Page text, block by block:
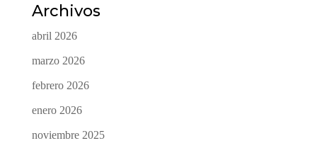
Archivos
abril 2026
marzo 2026
febrero 2026
enero 2026
noviembre 2025